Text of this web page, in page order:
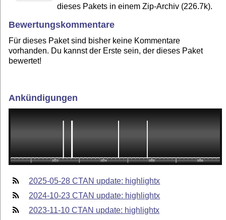
dieses Pakets in einem Zip-Archiv (226.7k).
Bewertungskommentare
Für dieses Paket sind bisher keine Kommentare
vorhanden. Du kannst der Erste sein, der dieses Paket
bewertet!
Ankündigungen
2025-05-28 CTAN update: highlightx
2024-10-23 CTAN update: highlightx
2023-11-10 CTAN update: highlightx